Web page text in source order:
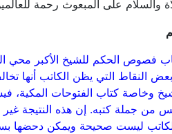
والسلام على المبعوث رحمة
فصوص الحكم للشيخ الأكبر محي
النقاط التي يظن الكاتب أنها
وخاصة كتاب الفتوحات المكية،
من جملة كتبه. إن هذه النتيجة
الكاتب ليست صحيحة ويمكن دحضها